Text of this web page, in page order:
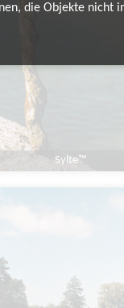
die Objekte nicht
Sylte™